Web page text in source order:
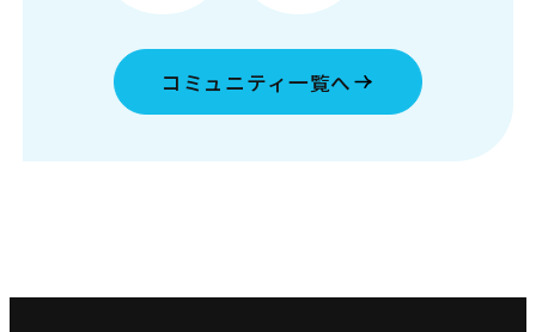
コミュニティ一覧へ